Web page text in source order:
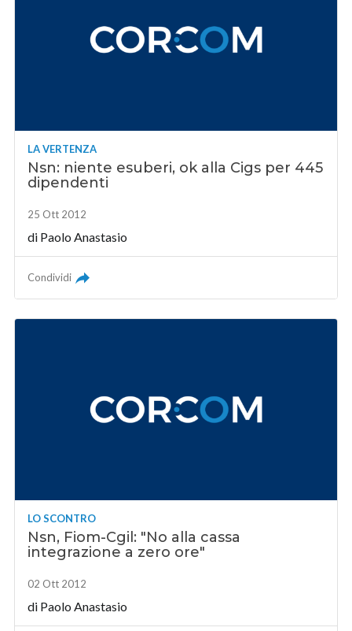
LA VERTENZA
Nsn: niente esuberi, ok alla Cigs per 445
dipendenti
25 Ott 2012
di Paolo Anastasio
Condividi
LO SCONTRO
Nsn, Fiom-Cgil: "No alla cassa
integrazione a zero ore"
02 Ott 2012
di Paolo Anastasio